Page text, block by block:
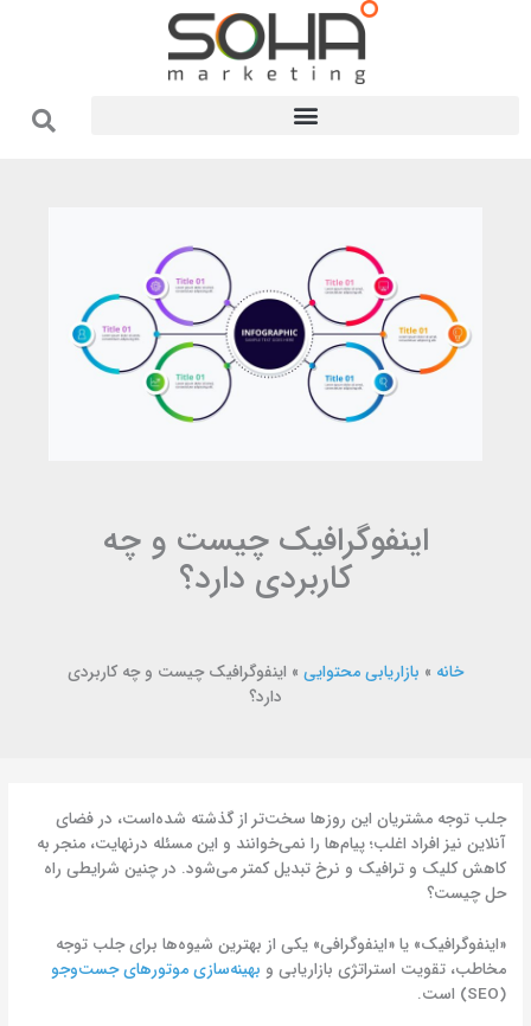
اینفوگرافیک چیست و چه
کاربردی دارد؟
خانه » بازاریابی محتوایی » اینفوگرافیک چیست و چه کاربردی
دارد؟
جلب توجه مشتریان این روزها سخت‌تر از گذشته شده‌است، در فضای
آنلاین نیز افراد اغلب؛ پیام‌ها را نمی‌خوانند و این مسئله درنهایت، منجر به
کاهش کلیک و ترافیک و نرخ تبدیل کمتر می‌شود. در چنین شرایطی راه
حل چیست؟
«اینفوگرافیک» یا «اینفوگرافی» یکی از بهترین شیوه‌ها برای جلب توجه
مخاطب، تقویت استراتژی بازاریابی و بهینه‌سازی موتورهای جست‌وجو
(SEO) است.